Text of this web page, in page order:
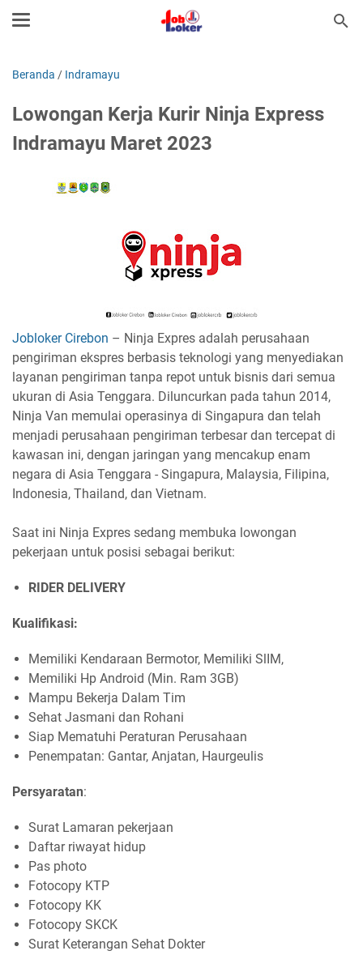
Beranda / Indramayu
Lowongan Kerja Kurir Ninja Express
Indramayu Maret 2023
Jobloker Cirebon – Ninja Expres adalah perusahaan
pengiriman ekspres berbasis teknologi yang menyediakan
layanan pengiriman tanpa repot untuk bisnis dari semua
ukuran di Asia Tenggara. Diluncurkan pada tahun 2014,
Ninja Van memulai operasinya di Singapura dan telah
menjadi perusahaan pengiriman terbesar dan tercepat di
kawasan ini, dengan jaringan yang mencakup enam
negara di Asia Tenggara - Singapura, Malaysia, Filipina,
Indonesia, Thailand, dan Vietnam.
Saat ini Ninja Expres sedang membuka lowongan
pekerjaan untuk posisi sebagai berikut:
RIDER DELIVERY
Kualifikasi:
Memiliki Kendaraan Bermotor, Memiliki SlIM,
Memiliki Hp Android (Min. Ram 3GB)
Mampu Bekerja Dalam Tim
Sehat Jasmani dan Rohani
Siap Mematuhi Peraturan Perusahaan
Penempatan: Gantar, Anjatan, Haurgeulis
Persyaratan:
Surat Lamaran pekerjaan
Daftar riwayat hidup
Pas photo
Fotocopy KTP
Fotocopy KK
Fotocopy SKCK
Surat Keterangan Sehat Dokter